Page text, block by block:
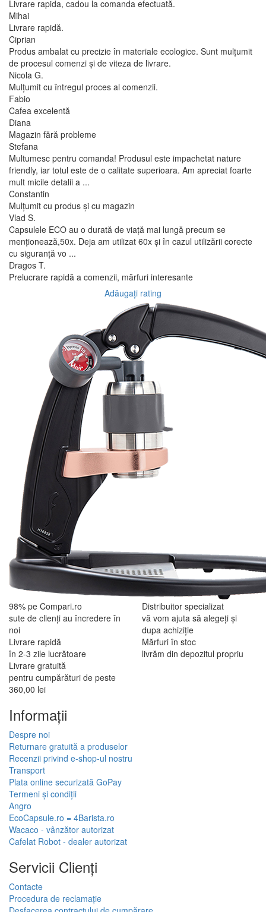
Livrare rapida, cadou la comanda efectuată.
Mihai
Livrare rapidă.
Ciprian
Produs ambalat cu precizie în materiale ecologice. Sunt mulțumit
de procesul comenzi și de viteza de livrare.
Nicola G.
Mulțumit cu întregul proces al comenzii.
Fabio
Cafea excelentă
Diana
Magazin fără probleme
Stefana
Multumesc pentru comanda! Produsul este impachetat nature
friendly, iar totul este de o calitate superioara. Am apreciat foarte
mult micile detalii a ...
Constantin
Mulțumit cu produs și cu magazin
Vlad S.
Capsulele ECO au o durată de viață mai lungă precum se
menționează,50x. Deja am utilizat 60x și în cazul utilizării corecte
cu siguranță vo ...
Dragos T.
Prelucrare rapidă a comenzii, mărfuri interesante
Adăugați rating
98% pe Compari.ro
sute de clienți au încredere în
noi
Distribuitor specializat
vă vom ajuta să alegeți și
dupa achiziție
Livrare rapidă
în 2-3 zile lucrătoare
Mărfuri în stoc
livrăm din depozitul propriu
Livrare gratuită
pentru cumpărături de peste
360,00 lei
Informaţii
Despre noi
Returnare gratuită a produselor
Recenzii privind e-shop-ul nostru
Transport
Plata online securizată GoPay
Termeni și condiții
Angro
EcoCapsule.ro = 4Barista.ro
Wacaco - vânzător autorizat
Cafelat Robot - dealer autorizat
Servicii Clienţi
Contacte
Procedura de reclamație